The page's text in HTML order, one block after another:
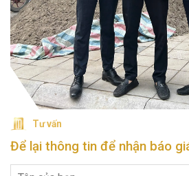
Tư vấn
Để lại thông tin để nhận báo